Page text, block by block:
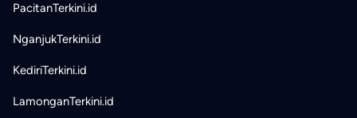
PacitanTerkini.id
NganjukTerkini.id
KediriTerkini.id
LamonganTerkini.id